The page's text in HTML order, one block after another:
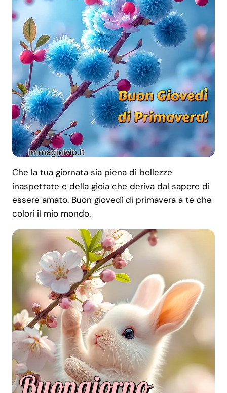
Che la tua giornata sia piena di bellezze
inaspettate e della gioia che deriva dal sapere di
essere amato. Buon giovedì di primavera a te che
colori il mio mondo.